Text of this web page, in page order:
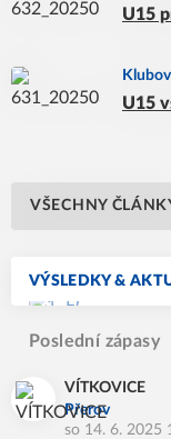
U15
U15
VŠECHNY
VÝSLEDKY &
Poslední zápasy
VÍTKOVICE
Přerov
so 14. 6. 2025